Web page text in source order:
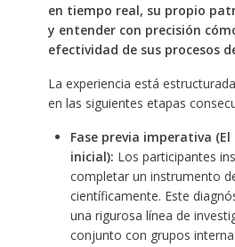
en tiempo real, su propio
y entender con precisión
efectividad de sus procesos
La experiencia está
en las siguientes etapas
Fase previa imperativa
inicial): Los participantes
completar un instrumento
científicamente. Este
una rigurosa línea de
conjunto con grupos